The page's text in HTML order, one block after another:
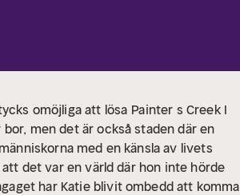
omöjliga att lösa Painter s Creek I
men det är också staden där en
med en känsla av livets
det var en värld där hon inte hörde
har Katie blivit ombedd att komma